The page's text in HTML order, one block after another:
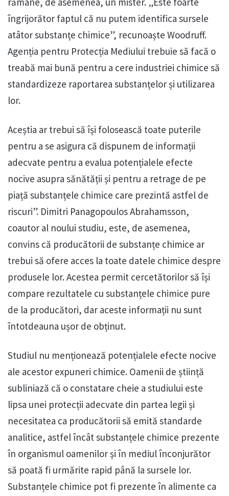
îngrijorător faptul că nu putem identifica sursele
atâtor substanțe chimice”, recunoaște Woodruff.
Agenția pentru Protecția Mediului trebuie să facă o
treabă mai bună pentru a cere industriei chimice să
standardizeze raportarea substanțelor și utilizarea
lor.
Aceștia ar trebui să își folosească toate puterile
pentru a se asigura că dispunem de informații
adecvate pentru a evalua potențialele efecte
nocive asupra sănătății și pentru a retrage de pe
piață substanțele chimice care prezintă astfel de
riscuri”. Dimitri Panagopoulos Abrahamsson,
coautor al noului studiu, este, de asemenea,
convins că producătorii de substanțe chimice ar
trebui să ofere acces la toate datele chimice despre
produsele lor. Acestea permit cercetătorilor să își
compare rezultatele cu substanțele chimice pure
de la producători, dar aceste informații nu sunt
întotdeauna ușor de obținut.
Studiul nu menționează potențialele efecte nocive
ale acestor expuneri chimice. Oamenii de știință
subliniază că o constatare cheie a studiului este
lipsa unei protecții adecvate din partea legii și
necesitatea ca producătorii să emită standarde
analitice, astfel încât substanțele chimice prezente
în organismul oamenilor și în mediul înconjurător
să poată fi urmărite rapid până la sursele lor.
Substanțele chimice pot fi prezente în alimente ca